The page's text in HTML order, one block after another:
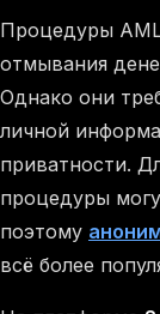
Процедуры
отмывания
Однако они
личной
приватности.
процедуры
поэтому
всё более